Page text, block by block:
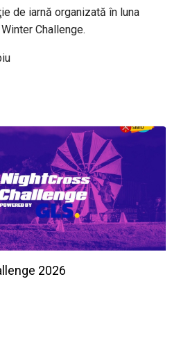
de iarnă organizată în luna
Challenge.
2026